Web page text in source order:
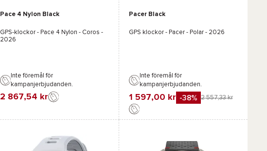
Pace 4 Nylon Black
GPS-klockor - Pace 4 Nylon - Coros -
2026
Inte föremål för
kampanjerbjudanden.
2 867,54 kr
Pacer Black
GPS klockor - Pacer - Polar- 2026
Inte föremål för
kampanjerbjudanden.
1 597,00 kr -38% 2 557,33 kr